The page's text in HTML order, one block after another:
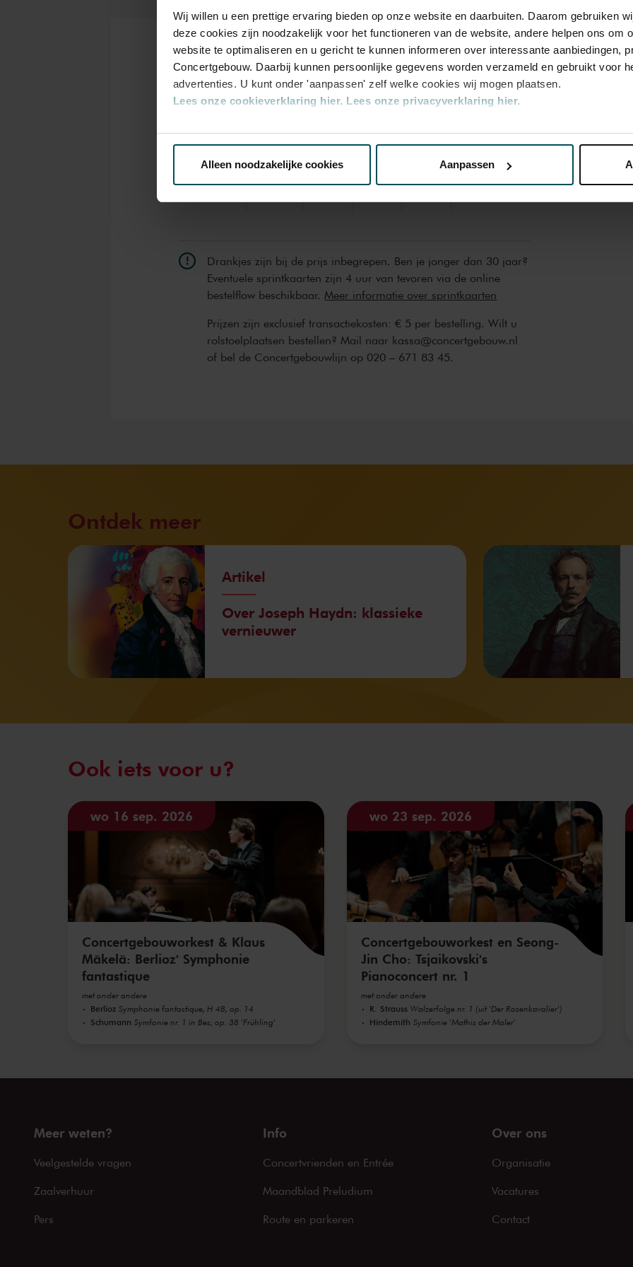
Wij willen u een prettige ervaring bieden op onze website en daarbuiten. Daarom gebruiken
deze cookies zijn noodzakelijk voor het functioneren van de website, andere helpen ons om
website te optimaliseren en u gericht te kunnen informeren over interessante aanbiedingen,
Concertgebouw. Daarbij kunnen persoonlijke gegevens worden verzameld en gebruikt voor
advertenties. U kunt onder 'aanpassen' zelf welke cookies wij mogen plaatsen.
Lees onze cookieverklaring hier. Lees onze privacyverklaring hier.
Via decookieverklaringop onze website kunt u uw toestemming op elk moment wijzigen of
We werken samen met32 derdendie uw gegevens kunnen ontvangen en verwerken.
Alleen noodzakelijke cookies Aanpassen
werkomstandigheden van zijn orkestmusici, maar het effect, aan het eind
van deze bitterzoete en turbulente symfonie, is bijzonder aangrijpend.
Kaarten
1+
1
2
3
4
Standaard € 129,00 € 94,00 € 69,00 € 44,00 € 20,00
Drankjes zijn bij de prijs inbegrepen. Ben je jonger dan 30 jaar?
Eventuele sprintkaarten zijn 4 uur van tevoren via de online
bestelflow beschikbaar. Meer informatie over sprintkaarten
Prijzen zijn exclusief transactiekosten: € 5 per bestelling. Wilt u
rolstoelplaatsen bestellen? Mail naar kassa@concertgebouw.nl
of bel de Concertgebouwlijn op 020 – 671 83 45.
Ontdek meer
Artikel
Over Joseph Haydn: klassieke
vernieuwer
Ook iets voor u?
wo 16 sep. 2026
Concertgebouworkest & Klaus
Mäkelä: Berlioz' Symphonie
fantastique
met onder andere
Berlioz Symphonie fantastique, H 48, op. 14
Schumann Symfonie nr. 1 in Bes, op. 38 'Frühling'
wo 23 sep. 2026
Concertgebouworkest en Seong-
Jin Cho: Tsjaikovski's
Pianoconcert nr. 1
met onder andere
R. Strauss Walzerfolge nr. 1 (uit 'Der Rosenkavalier')
Hindemith Symfonie 'Mathis der Maler'
Meer weten?
Veelgestelde vragen
Zaalverhuur
Pers
Info
Concertvrienden en Entrée
Maandblad Preludium
Route en parkeren
Over ons
Organisatie
Vacatures
Contact